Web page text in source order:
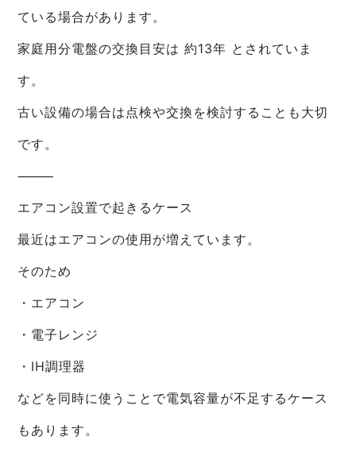
ている場合があります。
家庭用分電盤の交換目安は 約13年 とされていま
す。
古い設備の場合は点検や交換を検討することも大切
です。
⸻
エアコン設置で起きるケース
最近はエアコンの使用が増えています。
そのため
・エアコン
・電子レンジ
・IH調理器
などを同時に使うことで電気容量が不足するケース
もあります。